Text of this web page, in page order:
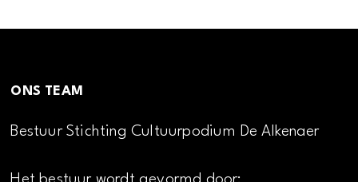
ONS TEAM
Bestuur Stichting Cultuurpodium De Alkenaer